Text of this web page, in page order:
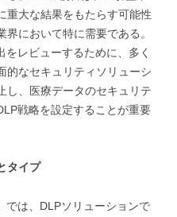
重大な結果をもたらす可能性
において特に需要である。
レビューするために、多く
的なセキュリティソリューシ
し、医療データのセキュリテ
戦略を設定することが重要
タイプ
では、DLPソリューションで